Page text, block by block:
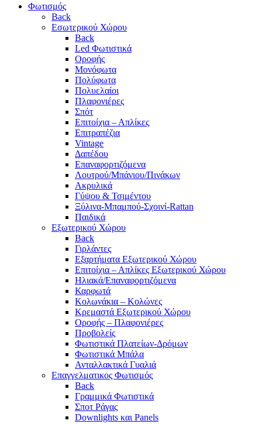
Φωτισμός
Back
Εσωτερικού Χώρου
Back
Led Φωτιστικά
Οροφής
Μονόφωτα
Πολύφωτα
Πολυελαίοι
Πλαφονιέρες
Σπότ
Επιτοίχια – Απλίκες
Επιτραπέζια
Vintage
Δαπέδου
Επαναφορτιζόμενα
Λουτρού/Μπάνιου/Πινάκων
Ακρυλικά
Γύψου & Τσιμέντου
Ξύλινα-Μπαμπού-Σχοινί-Rattan
Παιδικά
Εξωτερικού Χώρου
Back
Γιρλάντες
Εξαρτήματα Εξωτερικού Χώρου
Επιτοίχια – Απλίκες Εξωτερικού Χώρου
Ηλιακά/Επαναφορτιζόμενα
Καρφωτά
Κολωνάκια – Κολώνες
Κρεμαστά Εξωτερικού Χώρου
Οροφής – Πλαφονιέρες
Προβολείς
Φωτιστικά Πλατείων-Δρόμων
Φωτιστικά Μπάλα
Ανταλλακτικά Γυαλιά
Επαγγελματικος Φωτισμός
Back
Γραμμικά Φωτιστικά
Σποτ Ράγας
Downlights και Panels